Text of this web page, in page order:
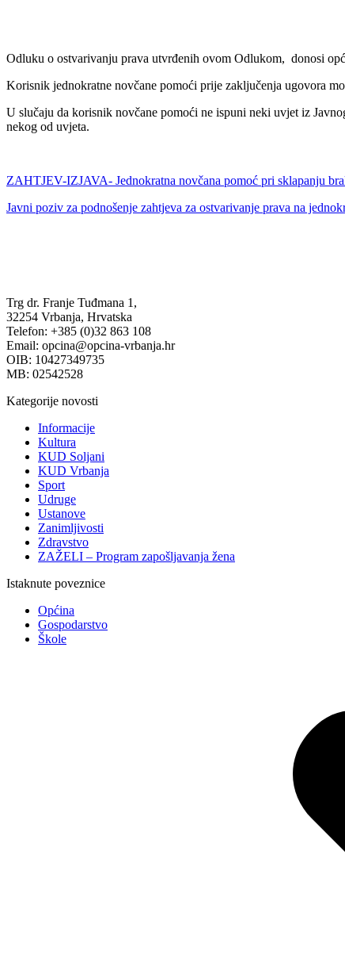
Odluku o ostvarivanju prava utvrđenih ovom Odlukom, donosi
Korisnik jednokratne novčane pomoći prije zaključenja ugovora
U slučaju da korisnik novčane pomoći ne ispuni neki uvjet iz
nekog od uvjeta.
ZAHTJEV-IZJAVA- Jednokratna novčana pomoć pri sklapanju
Javni poziv za podnošenje zahtjeva za ostvarivanje prava na
Trg dr. Franje Tuđmana 1,
32254 Vrbanja, Hrvatska
Telefon: +385 (0)32 863 108
Email: opcina@opcina-vrbanja.hr
OIB: 10427349735
MB: 02542528
Kategorije novosti
Informacije
Kultura
KUD Soljani
KUD Vrbanja
Sport
Udruge
Ustanove
Zanimljivosti
Zdravstvo
ZAŽELI – Program zapošljavanja žena
Istaknute poveznice
Općina
Gospodarstvo
Škole